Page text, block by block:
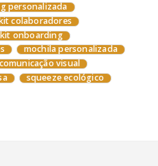
personalizada
colaboradores
kit onboarding
mochila personalizada
visual
squeeze ecológico